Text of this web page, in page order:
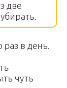
две
раз в день.
чуть